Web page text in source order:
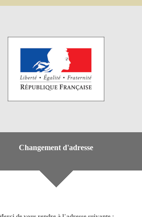
Changement d'adresse